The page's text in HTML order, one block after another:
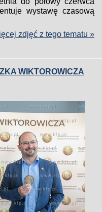
wystawę czasową
zdjęć z tego tematu »
WIKTOROWICZA